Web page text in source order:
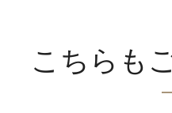
こちらも